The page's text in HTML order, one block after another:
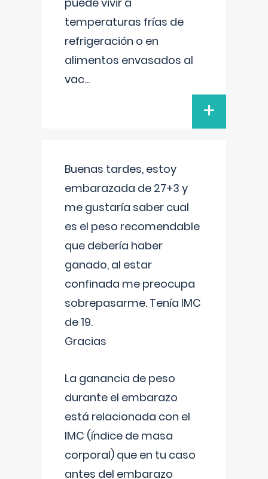
temperaturas frías de
refrigeración o en
alimentos envasados al
vac...
+
Buenas tardes, estoy
embarazada de 27+3 y
me gustaría saber cual
es el peso recomendable
que debería haber
ganado, al estar
confinada me preocupa
sobrepasarme. Tenía IMC
de 19.
Gracias
La ganancia de peso
durante el embarazo
está relacionada con el
IMC (índice de masa
corporal) que en tu caso
antes del embarazo